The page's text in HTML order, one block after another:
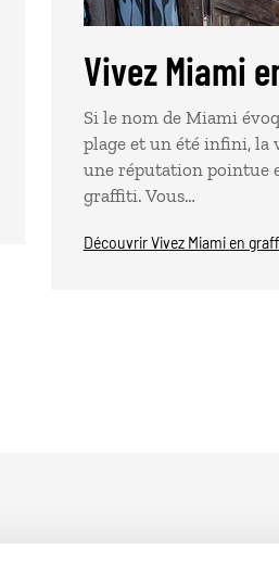
Vivez Miami
Si le nom de Miami
plage et un été infini, la
une réputation pointue
graffiti. Vous…
Découvrir Vivez Miami en